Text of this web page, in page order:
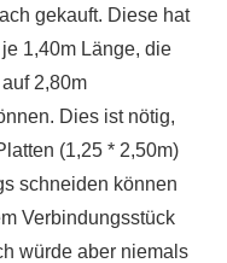
gekauft. Diese hat
1,40m Länge, die
2,80m
Dies ist nötig,
(1,25 * 2,50m)
schneiden können
Verbindungsstück
würde aber niemals